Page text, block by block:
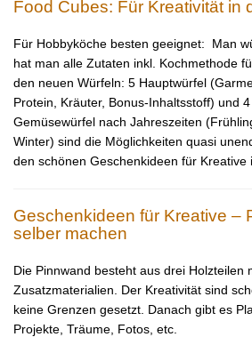
Food Cubes: Für Kreativität in
Für Hobbyköche besten geeignet: Man
hat man alle Zutaten inkl. Kochmethode
den neuen Würfeln: 5 Hauptwürfel
Protein, Kräuter, Bonus-Inhaltsstoff) und 4
Gemüsewürfel nach Jahreszeiten
Winter) sind die Möglichkeiten quasi
den schönen Geschenkideen für Kreative
Geschenkideen für Kreative –
selber machen
Die Pinnwand besteht aus drei Holzteilen
Zusatzmaterialien. Der Kreativität sind
keine Grenzen gesetzt. Danach gibt es
Projekte, Träume, Fotos, etc.